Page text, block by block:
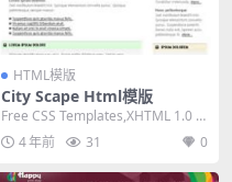
HTML模版
City Scape Html模版
Free CSS Templates,XHTML 1.0 St
rict,Fixe...
4 年前 31 0